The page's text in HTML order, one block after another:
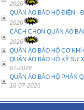
2026
QUẦN ÁO BẢO HỘ ĐIỆN -
2026
CÁCH CHỌN QUẦN ÁO
2026
QUẦN ÁO BẢO HỘ CƠ
QUẦN ÁO BẢO HỘ KỸ SƯ
07-2026
QUẦN ÁO BẢO HỘ PHẢN
16-07-2026